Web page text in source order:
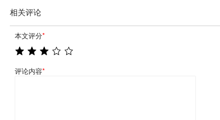
相关评论
本文评分*
评论内容*